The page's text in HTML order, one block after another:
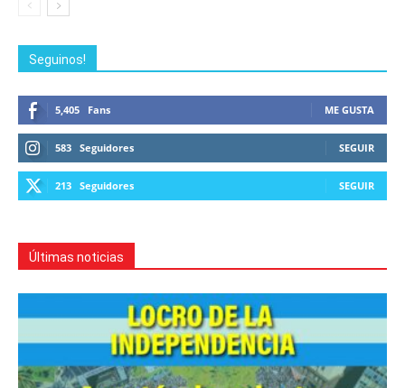
Seguinos!
5,405 Fans ME GUSTA
583 Seguidores SEGUIR
213 Seguidores SEGUIR
Últimas noticias